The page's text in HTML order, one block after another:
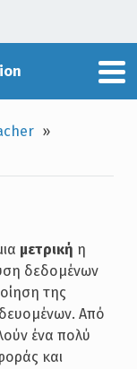
»
μετρική η
δεδομένων
της
Από
ένα πολύ
και